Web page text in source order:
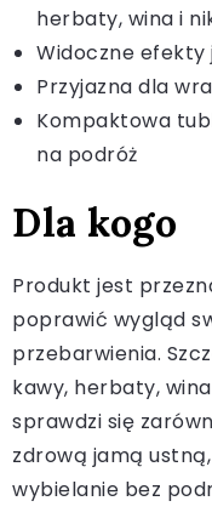
herbaty, wina i
Widoczne efekty
Przyjazna dla
Kompaktowa
na podróż
Dla kogo
Produkt jest
poprawić wygląd
przebarwienia.
kawy, herbaty,
sprawdzi się
zdrową jamą
wybielanie bez